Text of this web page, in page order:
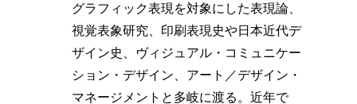
グラフィック表現を対象にした表現論、
視覚表象研究、印刷表現史や日本近代デ
ザイン史、ヴィジュアル・コミュニケー
ション・デザイン、アート／デザイン・
マネージメントと多岐に渡る。近年で